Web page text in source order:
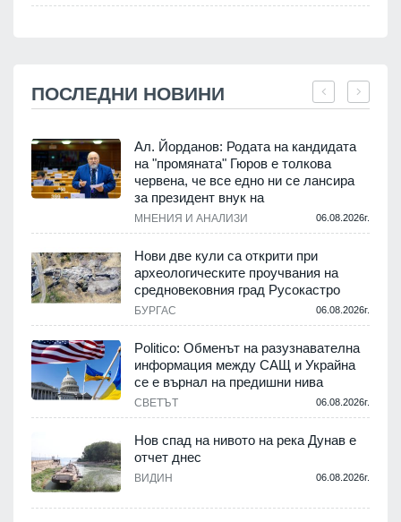
ПОСЛЕДНИ НОВИНИ
Ал. Йорданов: Родата на кандидата
на "промяната" Гюров е толкова
червена, че все едно ни се лансира
за президент внук на
МНЕНИЯ И АНАЛИЗИ 06.08.2026г.
Нови две кули са открити при
археологическите проучвания на
средновековния град Русокастро
БУРГАС 06.08.2026г.
Politico: Обменът на разузнавателна
информация между САЩ и Украйна
се е върнал на предишни нива
СВЕТЪТ 06.08.2026г.
Нов спад на нивото на река Дунав е
отчет днес
ВИДИН 06.08.2026г.